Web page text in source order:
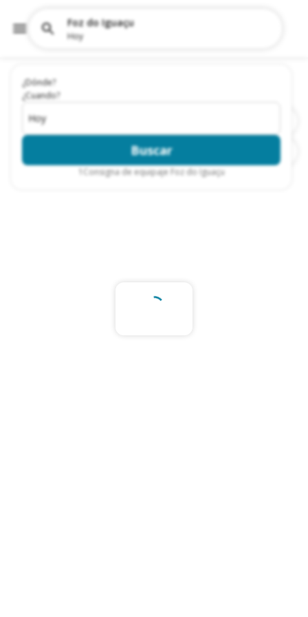
¿Dónde?
¿Cuando?
Hoy
Buscar
Consigna de equipaje Foz do Iguaçu
Foz do Iguaçu
Hoy